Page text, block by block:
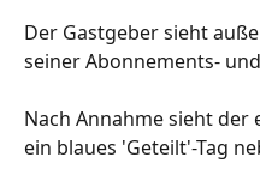
Der Gastgeber sieht
seiner Abonnements-
Nach Annahme sieht
ein blaues 'Geteilt'-Tag